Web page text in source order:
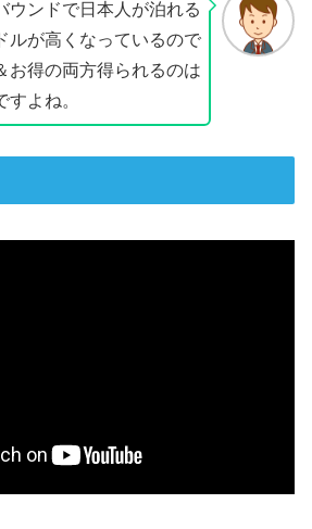
ウンドで日本人が泊れる
ルが高くなっているので
お得の両方得られるのは
すよね。